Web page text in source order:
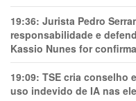
19:36: Jurista Pedro
responsabilidade e
Kassio Nunes for
19:09: TSE cria conselho
uso indevido de IA nas